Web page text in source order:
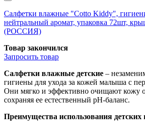
Салфетки влажные "Cotto Kiddy",
нейтральный аромат, упаковка 72шт,
(РОССИЯ)
Товар закончился
Запросить товар
Салфетки влажные детские –
гигиены для ухода за кожей малыша с
Они мягко и эффективно очищают кожу
сохраняя ее естественный pH-баланс.
Преимущества использования